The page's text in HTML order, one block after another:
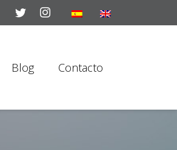
Blog Contacto